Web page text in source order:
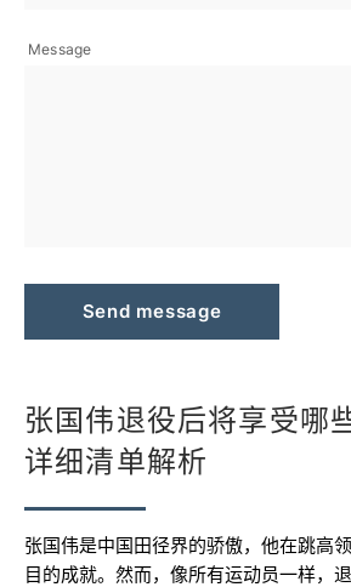
Message
Send message
张国伟退役后将享受哪
详细清单解析
张国伟是中国田径界的骄傲，他在跳高
目的成就。然而，像所有运动员一样，